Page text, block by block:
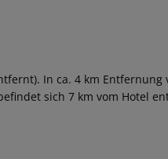
In ca. 4 km Entfernung
sich 7 km vom Hotel